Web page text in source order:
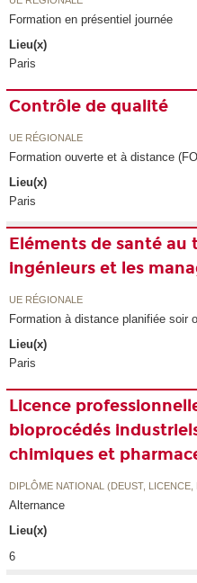
Formation en présentiel journée
Lieu(x)
Paris
Contrôle de qualité
UE RÉGIONALE
Formation ouverte et à distance
Lieu(x)
Paris
Eléments de santé au
ingénieurs et les
UE RÉGIONALE
Formation à distance planifiée soir
Lieu(x)
Paris
Licence
bioprocédés
chimiques et
DIPLÔME NATIONAL (DEUST,
Alternance
Lieu(x)
6